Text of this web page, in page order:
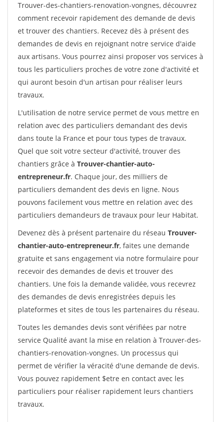
Trouver-des-chantiers-renovation-vongnes, découvrez
comment recevoir rapidement des demande de devis
et trouver des chantiers. Recevez dès à présent des
demandes de devis en rejoignant notre service d'aide
aux artisans. Vous pourrez ainsi proposer vos services à
tous les particuliers proches de votre zone d'activité et
qui auront besoin d'un artisan pour réaliser leurs
travaux.
L'utilisation de notre service permet de vous mettre en
relation avec des particuliers demandant des devis
dans toute la France et pour tous types de travaux.
Quel que soit votre secteur d'activité, trouver des
chantiers grâce à Trouver-chantier-auto-
entrepreneur.fr. Chaque jour, des milliers de
particuliers demandent des devis en ligne. Nous
pouvons facilement vous mettre en relation avec des
particuliers demandeurs de travaux pour leur Habitat.
Devenez dès à présent partenaire du réseau Trouver-
chantier-auto-entrepreneur.fr, faites une demande
gratuite et sans engagement via notre formulaire pour
recevoir des demandes de devis et trouver des
chantiers. Une fois la demande validée, vous recevrez
des demandes de devis enregistrées depuis les
plateformes et sites de tous les partenaires du réseau.
Toutes les demandes devis sont vérifiées par notre
service Qualité avant la mise en relation à Trouver-des-
chantiers-renovation-vongnes. Un processus qui
permet de vérifier la véracité d'une demande de devis.
Vous pouvez rapidement $etre en contact avec les
particuliers pour réaliser rapidement leurs chantiers
travaux.